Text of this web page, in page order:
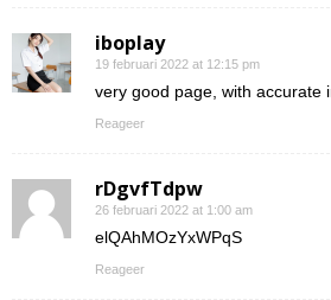
iboplay
19 februari 2022 at 12:15 pm
very good page, with accurate
Reageer
rDgvfTdpw
26 februari 2022 at 1:00 am
elQAhMOzYxWPqS
Reageer